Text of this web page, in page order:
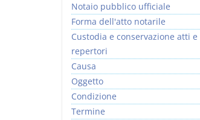
Notaio pubblico ufficiale
Forma dell'atto notarile
Custodia e conservazione atti e
repertori
Causa
Oggetto
Condizione
Termine